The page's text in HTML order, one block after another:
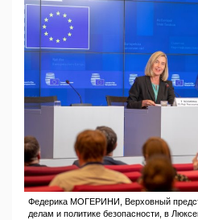
Федерика МОГЕРИНИ, Верховный
делам и политике безопасности, в